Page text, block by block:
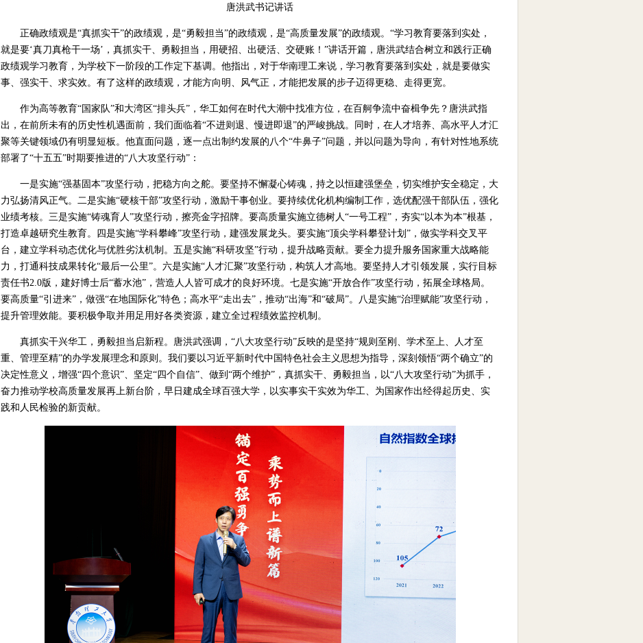
唐洪武书记讲话
正确政绩观是“真抓实干”的政绩观，是“勇毅担当”的政绩观，是“高质量发展”的政绩观。“学习教育要落到实处，
就是要‘真刀真枪干一场’，真抓实干、勇毅担当，用硬招、出硬活、交硬账！”讲话开篇，唐洪武结合树立和践行正确
政绩观学习教育，为学校下一阶段的工作定下基调。他指出，对于华南理工来说，学习教育要落到实处，就是要做实
事、强实干、求实效。有了这样的政绩观，才能方向明、风气正，才能把发展的步子迈得更稳、走得更宽。
作为高等教育“国家队”和大湾区“排头兵”，华工如何在时代大潮中找准方位，在百舸争流中奋楫争先？唐洪武指
出，在前所未有的历史性机遇面前，我们面临着“不进则退、慢进即退”的严峻挑战。同时，在人才培养、高水平人才汇
聚等关键领域仍有明显短板。他直面问题，逐一点出制约发展的八个“牛鼻子”问题，并以问题为导向，有针对性地系统
部署了“十五五”时期要推进的“八大攻坚行动”：
一是实施“强基固本”攻坚行动，把稳方向之舵。要坚持不懈凝心铸魂，持之以恒建强堡垒，切实维护安全稳定，大
力弘扬清风正气。二是实施“硬核干部”攻坚行动，激励干事创业。要持续优化机构编制工作，选优配强干部队伍，强化
业绩考核。三是实施“铸魂育人”攻坚行动，擦亮金字招牌。要高质量实施立德树人“一号工程”，夯实“以本为本”根基，
打造卓越研究生教育。四是实施“学科攀峰”攻坚行动，建强发展龙头。要实施“顶尖学科攀登计划”，做实学科交叉平
台，建立学科动态优化与优胜劣汰机制。五是实施“科研攻坚”行动，提升战略贡献。要全力提升服务国家重大战略能
力，打通科技成果转化“最后一公里”。六是实施“人才汇聚”攻坚行动，构筑人才高地。要坚持人才引领发展，实行目标
责任书2.0版，建好博士后“蓄水池”，营造人人皆可成才的良好环境。七是实施“开放合作”攻坚行动，拓展全球格局。
要高质量“引进来”，做强“在地国际化”特色；高水平“走出去”，推动“出海”和“破局”。八是实施“治理赋能”攻坚行动，
提升管理效能。要积极争取并用足用好各类资源，建立全过程绩效监控机制。
真抓实干兴华工，勇毅担当启新程。唐洪武强调，“八大攻坚行动”反映的是坚持“规则至刚、学术至上、人才至
重、管理至精”的办学发展理念和原则。我们要以习近平新时代中国特色社会主义思想为指导，深刻领悟“两个确立”的
决定性意义，增强“四个意识”、坚定“四个自信”、做到“两个维护”，真抓实干、勇毅担当，以“八大攻坚行动”为抓手，
奋力推动学校高质量发展再上新台阶，早日建成全球百强大学，以实事实干实效为华工、为国家作出经得起历史、实
践和人民检验的新贡献。